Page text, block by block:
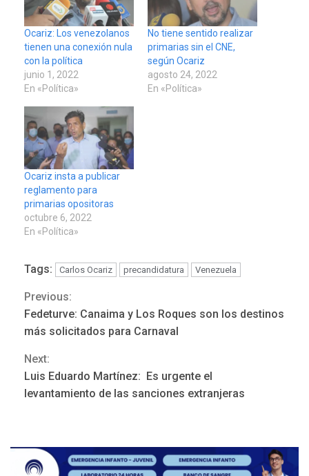
Ocariz: Los venezolanos
tienen una conexión nula
con la política
junio 1, 2022
En «Política»
No tiene sentido realizar
primarias sin el CNE,
según Ocariz
agosto 24, 2022
En «Política»
Ocariz insta a publicar
reglamento para
primarias opositoras
octubre 6, 2022
En «Política»
Tags: Carlos Ocariz precandidatura Venezuela
Continue
Reading
Previous:
Fedeturve: Canaima y Los Roques son los destinos
más solicitados para Carnaval
Next:
Luis Eduardo Martínez: Es urgente el
levantamiento de las sanciones extranjeras
3
ÚLTIMA HORA
diálogo en Venezuela
Gobierno y AN2015 en
nueva mesa de diálogo
Hiroshima 81 años de la
debacle atómica. Japón